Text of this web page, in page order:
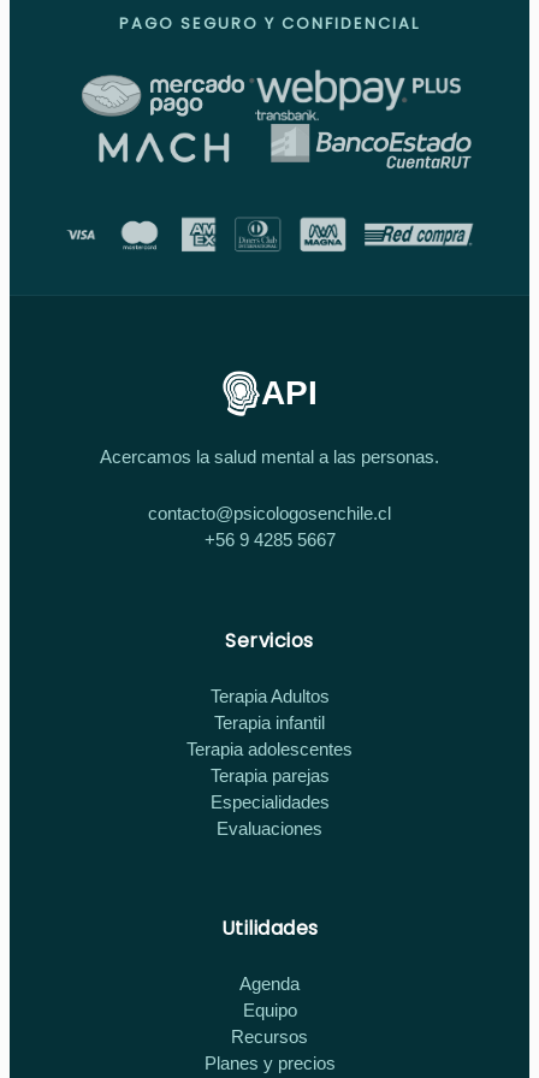
PAGO SEGURO Y CONFIDENCIAL
API
Acercamos la salud mental a las personas.
contacto@psicologosenchile.cl
+56 9 4285 5667
Servicios
Terapia Adultos
Terapia infantil
Terapia adolescentes
Terapia parejas
Especialidades
Evaluaciones
Utilidades
Agenda
Equipo
Recursos
Planes y precios